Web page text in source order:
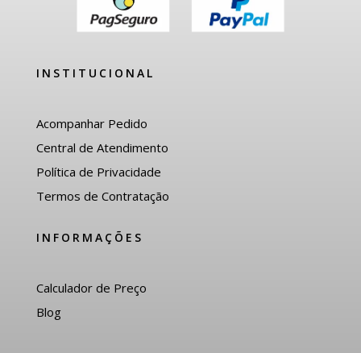
INSTITUCIONAL
Acompanhar Pedido
Central de Atendimento
Política de Privacidade
Termos de Contratação
INFORMAÇÕES
Calculador de Preço
Blog